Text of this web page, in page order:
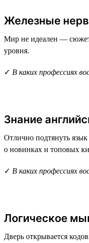
Железные
Мир не идеален — сюжет
уровня.
✓ В каких профессиях
Знание
Отлично подтянуть
о новинках и топовых
✓ В каких профессиях
Логическое
Дверь открывается